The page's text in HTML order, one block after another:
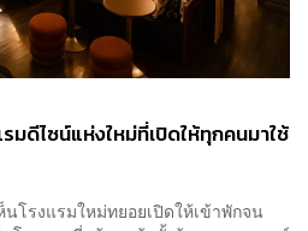
มดีไซน์แห่งใหม่ที่เปิดให้ทุกคนมาใช้
โรงแรมใหม่ทยอยเปิดให้เข้าพักจน